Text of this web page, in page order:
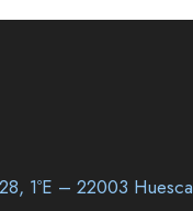
1ºE – 22003 Huesca